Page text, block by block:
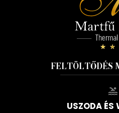
FELTÖLTŐDÉS
USZODA ÉS